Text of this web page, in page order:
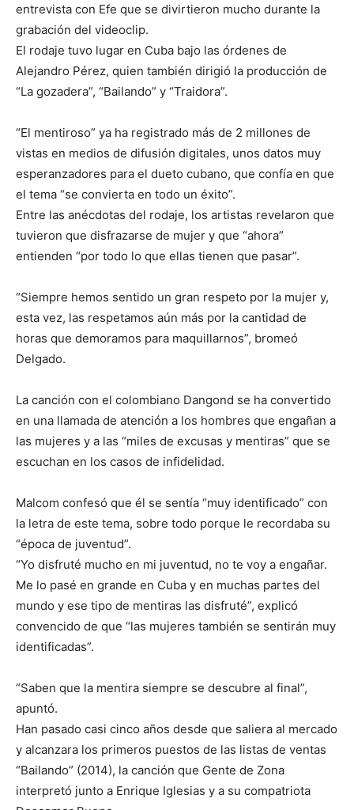
entrevista con Efe que se divirtieron mucho durante la
grabación del videoclip.
El rodaje tuvo lugar en Cuba bajo las órdenes de
Alejandro Pérez, quien también dirigió la producción de
“La gozadera”, “Bailando” y “Traidora”.
“El mentiroso” ya ha registrado más de 2 millones de
vistas en medios de difusión digitales, unos datos muy
esperanzadores para el dueto cubano, que confía en que
el tema “se convierta en todo un éxito”.
Entre las anécdotas del rodaje, los artistas revelaron que
tuvieron que disfrazarse de mujer y que “ahora”
entienden “por todo lo que ellas tienen que pasar”.
“Siempre hemos sentido un gran respeto por la mujer y,
esta vez, las respetamos aún más por la cantidad de
horas que demoramos para maquillarnos”, bromeó
Delgado.
La canción con el colombiano Dangond se ha convertido
en una llamada de atención a los hombres que engañan a
las mujeres y a las “miles de excusas y mentiras” que se
escuchan en los casos de infidelidad.
Malcom confesó que él se sentía “muy identificado” con
la letra de este tema, sobre todo porque le recordaba su
“época de juventud”.
“Yo disfruté mucho en mi juventud, no te voy a engañar.
Me lo pasé en grande en Cuba y en muchas partes del
mundo y ese tipo de mentiras las disfruté”, explicó
convencido de que “las mujeres también se sentirán muy
identificadas”.
“Saben que la mentira siempre se descubre al final”,
apuntó.
Han pasado casi cinco años desde que saliera al mercado
y alcanzara los primeros puestos de las listas de ventas
“Bailando” (2014), la canción que Gente de Zona
interpretó junto a Enrique Iglesias y a su compatriota